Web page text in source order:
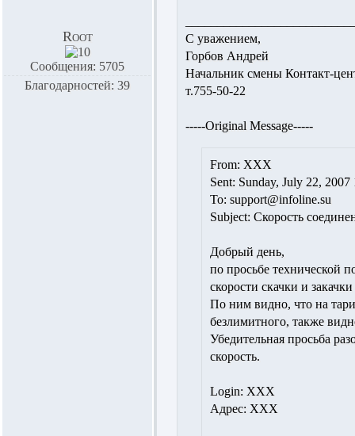
Root
Сообщения: 5705
Благодарностей: 39
С уважением,
Горбов Андрей
Начальник смены Контакт-
т.755-50-22
-----Original Message-----
From: XXX
Sent: Sunday, July 22,
To: support@infoline.su
Subject: Скорость
Добрый день,
по просьбе технической
скорости скачки и
По ним видно, что на
безлимитного, также
Убедительная просьба
скорость.
Login: XXX
Адрес: XXX